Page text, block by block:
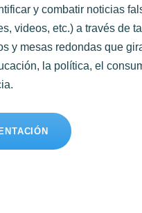
y combatir noticias
videos, etc.) a través de
y mesas redondas que
la política, el